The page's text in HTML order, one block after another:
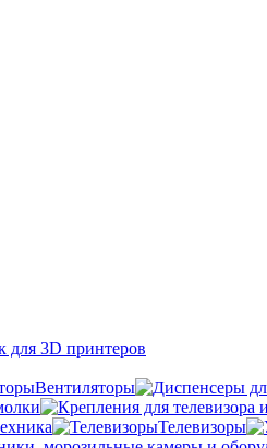
для 3D принтеров
Вентиляторы
Телевизоры